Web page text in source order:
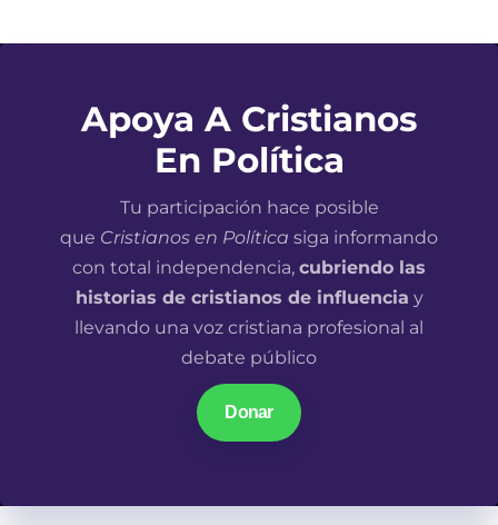
Apoya A Cristianos
En Política
Tu participación hace posible
que Cristianos en Política siga informando
con total independencia, cubriendo las
historias de cristianos de influencia y
llevando una voz cristiana profesional al
debate público
Donar